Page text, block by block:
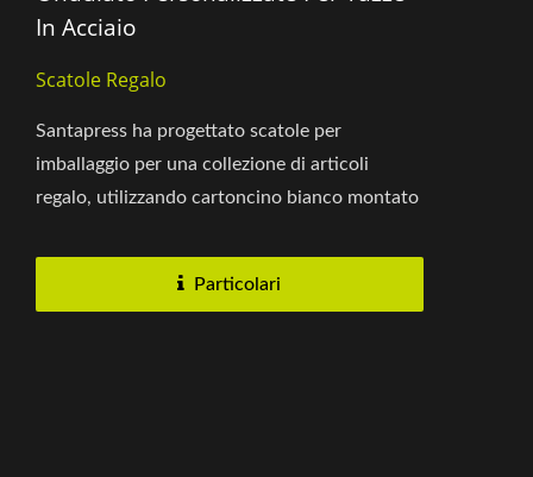
In Acciaio
Scatole Regalo
Santapress ha progettato scatole per
imballaggio per una collezione di articoli
regalo, utilizzando cartoncino bianco montato
Particolari